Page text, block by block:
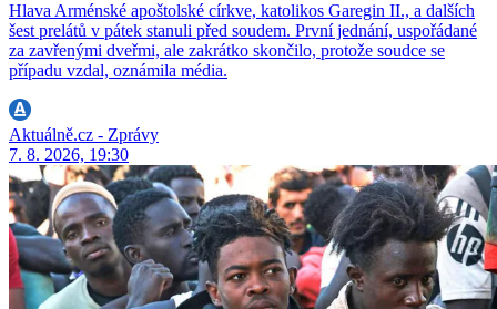
Hlava Arménské apoštolské církve, katolikos Garegin II., a dalších
šest prelátů v pátek stanuli před soudem. První jednání, uspořádané
za zavřenými dveřmi, ale zakrátko skončilo, protože soudce se
případu vzdal, oznámila média.
Aktuálně.cz - Zprávy
7. 8. 2026, 19:30